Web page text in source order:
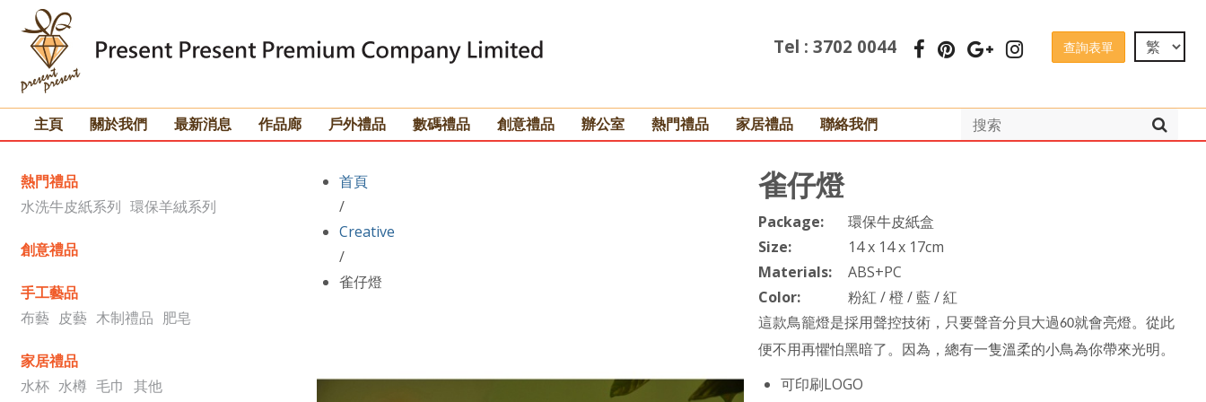
查詢表單
Tel : 3702 0044
主頁 關於我們 最新消息 作品廊 戶外禮品 數碼禮品 創意禮品 辦公室 熱門禮品 家居禮品 聯絡我們
熱門禮品
水洗牛皮紙系列 環保羊絨系列
創意禮品
手工藝品
布藝 皮藝 木制禮品 肥皂
家居禮品
水杯 水樽 毛巾 其他
首頁
/
Creative
/
雀仔燈
雀仔燈
Package:
環保牛皮紙盒
Size:
14 x 14 x 17cm
Materials:
ABS+PC
Color:
粉紅 / 橙 / 藍 / 紅
這款鳥籠燈是採用聲控技術 ，只要聲音分貝大過60就會亮燈。從此
便不用再懼怕黑暗了。因為 ，總有一隻溫柔的小鳥為你帶來光明。
可印刷LOGO